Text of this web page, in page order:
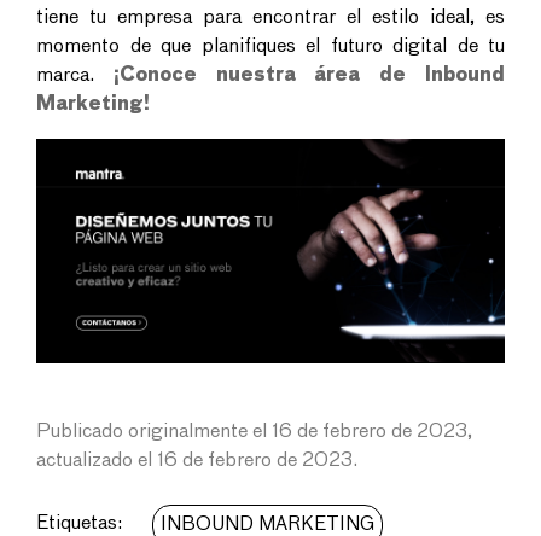
tiene tu empresa para encontrar el estilo ideal, es
momento de que planifiques el futuro digital de tu
marca.
¡Conoce nuestra área de Inbound
Marketing!
Publicado originalmente el 16 de febrero de 2023,
actualizado el 16 de febrero de 2023.
Etiquetas: INBOUND MARKETING